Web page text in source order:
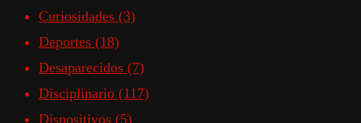
Curiosidades (3)
Deportes (18)
Desaparecidos (7)
Disciplinario (117)
Dispositivos (5)